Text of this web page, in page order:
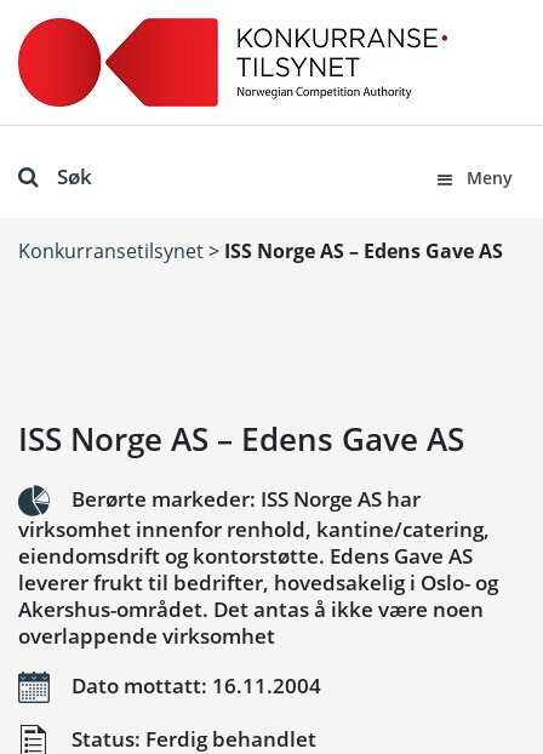
Søk Meny
Konkurransetilsynet> ISS Norge AS – Edens Gave AS
ISS Norge AS – Edens Gave AS
Berørte markeder: ISS Norge AS har
virksomhet innenfor renhold, kantine/catering,
eiendomsdrift og kontorstøtte. Edens Gave AS
leverer frukt til bedrifter, hovedsakelig i Oslo- og
Akershus-området. Det antas å ikke være noen
overlappende virksomhet
Dato mottatt: 16.11.2004
Status: Ferdig behandlet